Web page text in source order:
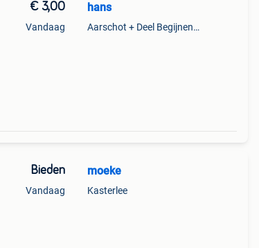
€ 3,00
Vandaag
hans
Aarschot + Deel Begijnendijk
Bieden
Vandaag
moeke
Kasterlee